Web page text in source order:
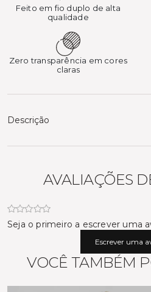
Feito em fio duplo de alta
qualidade
Zero transparência em cores
claras
Descrição
AVALIAÇÕES
Seja o primeiro a escrever uma
Escrever uma
VOCÊ TAMBÉM